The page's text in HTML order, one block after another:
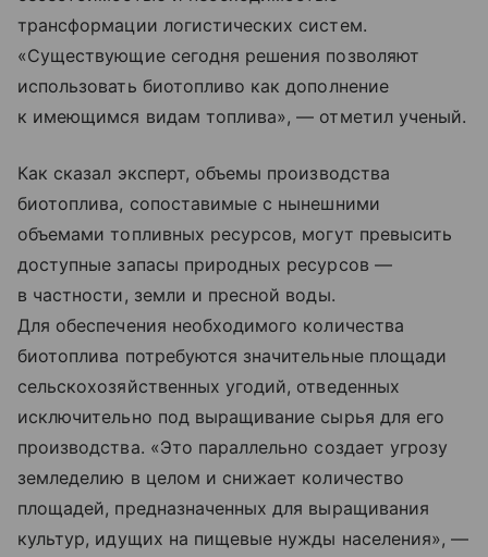
трансформации логистических систем.
«Существующие сегодня решения позволяют
использовать биотопливо как дополнение
к имеющимся видам топлива», — отметил ученый.
Как сказал эксперт, объемы производства
биотоплива, сопоставимые с нынешними
объемами топливных ресурсов, могут превысить
доступные запасы природных ресурсов —
в частности, земли и пресной воды.
Для обеспечения необходимого количества
биотоплива потребуются значительные площади
сельскохозяйственных угодий, отведенных
исключительно под выращивание сырья для его
производства. «Это параллельно создает угрозу
земледелию в целом и снижает количество
площадей, предназначенных для выращивания
культур, идущих на пищевые нужды населения», —